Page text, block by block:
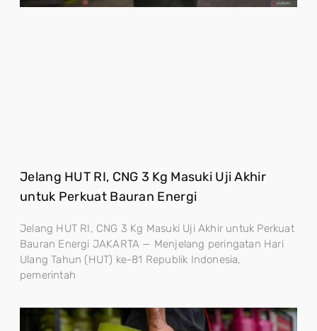
Jelang HUT RI, CNG 3 Kg Masuki Uji Akhir
untuk Perkuat Bauran Energi
Jelang HUT RI, CNG 3 Kg Masuki Uji Akhir untuk Perkuat
Bauran Energi JAKARTA — Menjelang peringatan Hari
Ulang Tahun (HUT) ke-81 Republik Indonesia,
pemerintah